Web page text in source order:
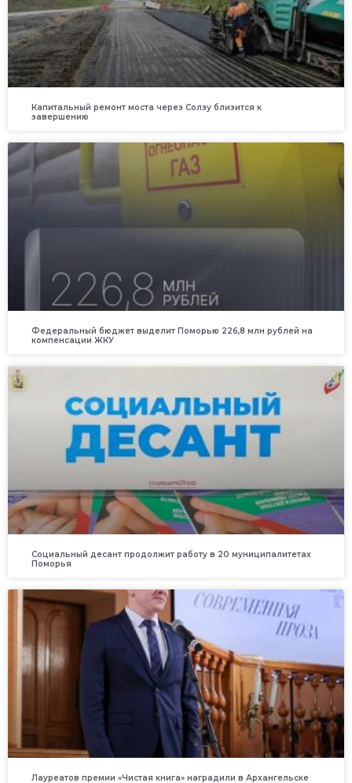
Капитальный ремонт моста через Солзу близится к
завершению
Федеральный бюджет выделит Поморью 226,8 млн рублей на
компенсации ЖКУ
Социальный десант продолжит работу в 20 муниципалитетах
Поморья
Лауреатов премии «Чистая книга» наградили в Архангельске